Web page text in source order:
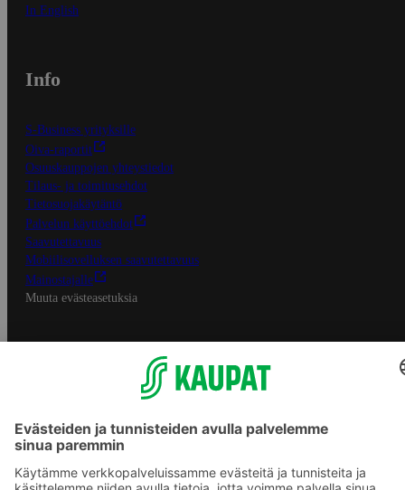
In English
Info
S-Business yrityksille
Oiva-raportit
Osuuskauppojen yhteystiedot
Tilaus- ja toimitusehdot
Tietosuojakäytäntö
Palvelun käyttöehdot
Saavutettavuus
Mobiilisovelluksen saavutettavuus
Mainostajalle
Muuta evästeasetuksia
S-ryhmän palvelut
Asiakasomistajuus
S-ostoslista -sovellus